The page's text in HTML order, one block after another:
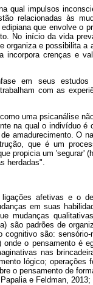
qual impulsos
relacionadas às
que envolve o
No início da vida
e possibilita a
crenças e
em seus
com as
uma psicanálise
na qual o indivíduo é
amadurecimento. O
que é um
propicia um 'segurar'
herdadas".
afetivas e o
em suas
mudanças
são padrões de
são:
o pensamento é
nas
lógico; operações
o pensamento de
e Feldman, 2013;